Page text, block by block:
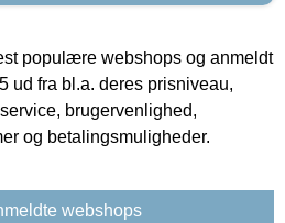
populære webshops og anmeldt
ud fra bl.a. deres prisniveau,
brugervenlighed,
og betalingsmuligheder.
webshops